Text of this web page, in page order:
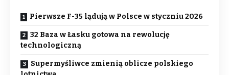
Pierwsze F-35 lądują w Polsce w styczniu 2026
32 Baza w Łasku gotowa na rewolucję
technologiczną
Supermyśliwce zmienią oblicze polskiego